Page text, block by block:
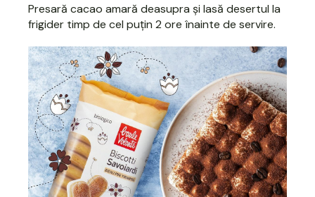
Presară cacao amară deasupra și lasă desertul la
frigider timp de cel puțin 2 ore înainte de servire.